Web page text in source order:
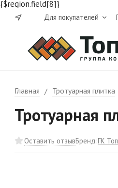
{$region.field[8]}
Для покупателей
Главная / Тротуарная плитка
Тротуарная
Оставить отзывБренд:ГК